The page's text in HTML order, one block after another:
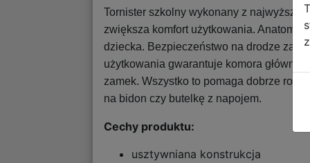
Tornister szkolny wykonany z najwyższej
zwiększa komfort użytkowania.
dziecka. Bezpieczeństwo na drodze
użytkowania gwarantuje komora główna
zamek. Wszystko to pomaga dobrze
na bidon czy butelkę z napojem.
Cechy produktu:
usztywniana konstrukcja